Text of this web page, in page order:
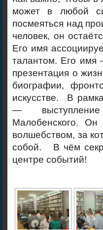
может в любой
посмеяться над
человек, он
Его имя
талантом. Его
презентация о
биографии,
искусстве. В
— выступление
Малобенского. Он
волшебством, за
собой. В чём
центре событий!